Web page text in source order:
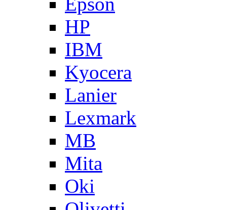
HP
IBM
Kyocera
Lanier
Lexmark
MB
Mita
Oki